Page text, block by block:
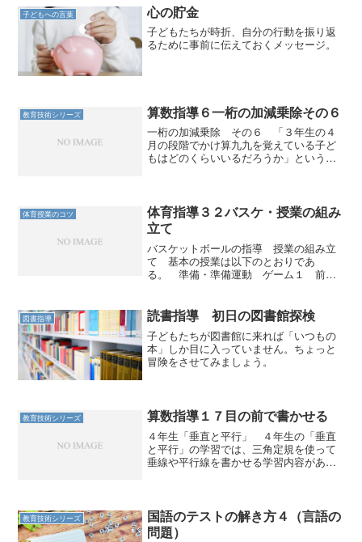
て再三親に頼んでいるが、...
子どもへの言葉 心の貯金
子どもたちが時折、自分の行動を振り返
るために事前に伝えておくメッセージ。
教育技術シリーズ 算数指導６一桁の加減乗除その６
一桁の加減乗除 その６ 「３年生の４
月の段階でかけ算九九を覚えている子ど
もはどのくらいいるだろうか」という問
が経過すると記憶が劣化し...
体育授業のコツ
体育指導３２バスケ・授業の組み
立て
バスケットボールの指導 授業の組み立
て 基本の授業は以下のとおりであ
る。 準備・準備運動 ゲーム１ 前半
片付け ゲームを授業の始めと終わりに
２回する。対戦相手は同じチー...
図書指導 読書指導 初日の図書館探検
子どもたちが図書館に来れば「いつもの
本」しか目に入っていません。ちょっと
冒険をさせてみましょう。
教育技術シリーズ 算数指導１７目の前で書かせる
４年生「垂直と平行」 ４年生の「垂直
と平行」の学習では、三角定規を使って
垂線や平行線を書かせる学習内容があ
の罫線が邪魔になる。罫線を...
教育技術シリーズ
国語のテストの解き方４（言語の
問題）